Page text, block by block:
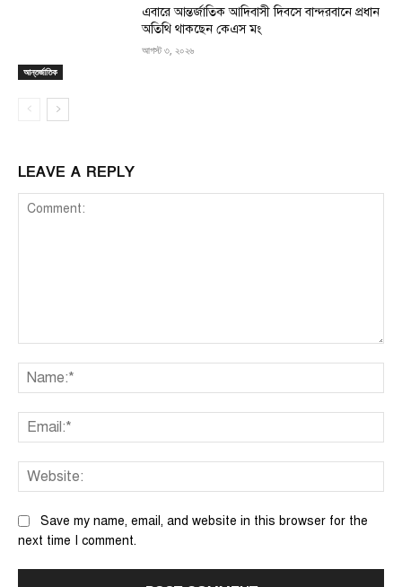
আন্তর্জাতিক
এবারে আন্তর্জাতিক আদিবাসী দিবসে বান্দরবানে প্রধান
অতিথি থাকছেন কেএস মং
আগস্ট ৩, ২০২৬
LEAVE A REPLY
Save my name, email, and website in this browser for the
next time I comment.